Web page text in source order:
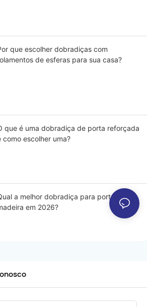
que escolher dobradiças com
de esferas para sua casa?
que é uma dobradiça de porta reforçada
como escolher uma?
a melhor dobradiça para porta de
em 2026?